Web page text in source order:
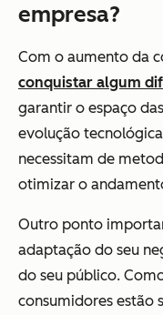
empresa?
Com o aumento da
conquistar algum
garantir o espaço
evolução
necessitam de
otimizar o
Outro ponto
adaptação do seu
do seu público.
consumidores estão